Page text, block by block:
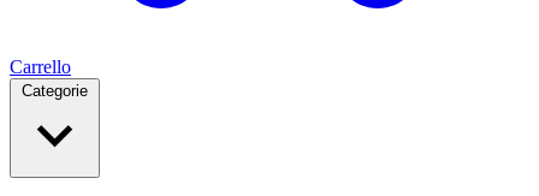
Carrello
Categorie